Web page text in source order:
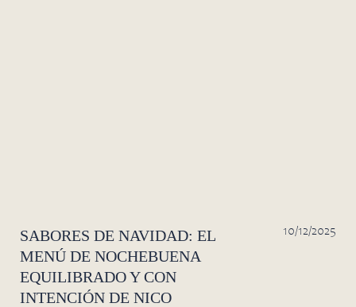
SABORES DE NAVIDAD: EL
MENÚ DE NOCHEBUENA
EQUILIBRADO Y CON
INTENCIÓN DE NICO
10/12/2025